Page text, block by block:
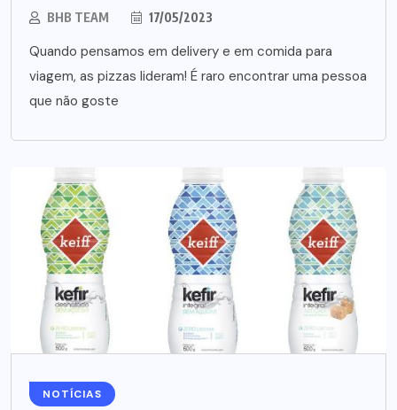
BHB TEAM 17/05/2023
Quando pensamos em delivery e em comida para
viagem, as pizzas lideram! É raro encontrar uma pessoa
que não goste
NOTÍCIAS